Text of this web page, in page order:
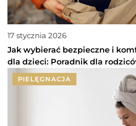
17 stycznia 2026
Jak wybierać bezpieczne i
dla dzieci: Poradnik dla
PIELĘGNACJA